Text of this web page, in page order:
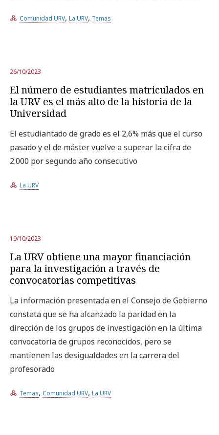
Comunidad URV, La URV, Temas
26/10/2023
El número de estudiantes matriculados en
la URV es el más alto de la historia de la
Universidad
El estudiantado de grado es el 2,6% más que el curso
pasado y el de máster vuelve a superar la cifra de
2.000 por segundo año consecutivo
La URV
19/10/2023
La URV obtiene una mayor financiación
para la investigación a través de
convocatorias competitivas
La información presentada en el Consejo de Gobierno
constata que se ha alcanzado la paridad en la
dirección de los grupos de investigación en la última
convocatoria de grupos reconocidos, pero se
mantienen las desigualdades en la carrera del
profesorado
Temas, Comunidad URV, La URV